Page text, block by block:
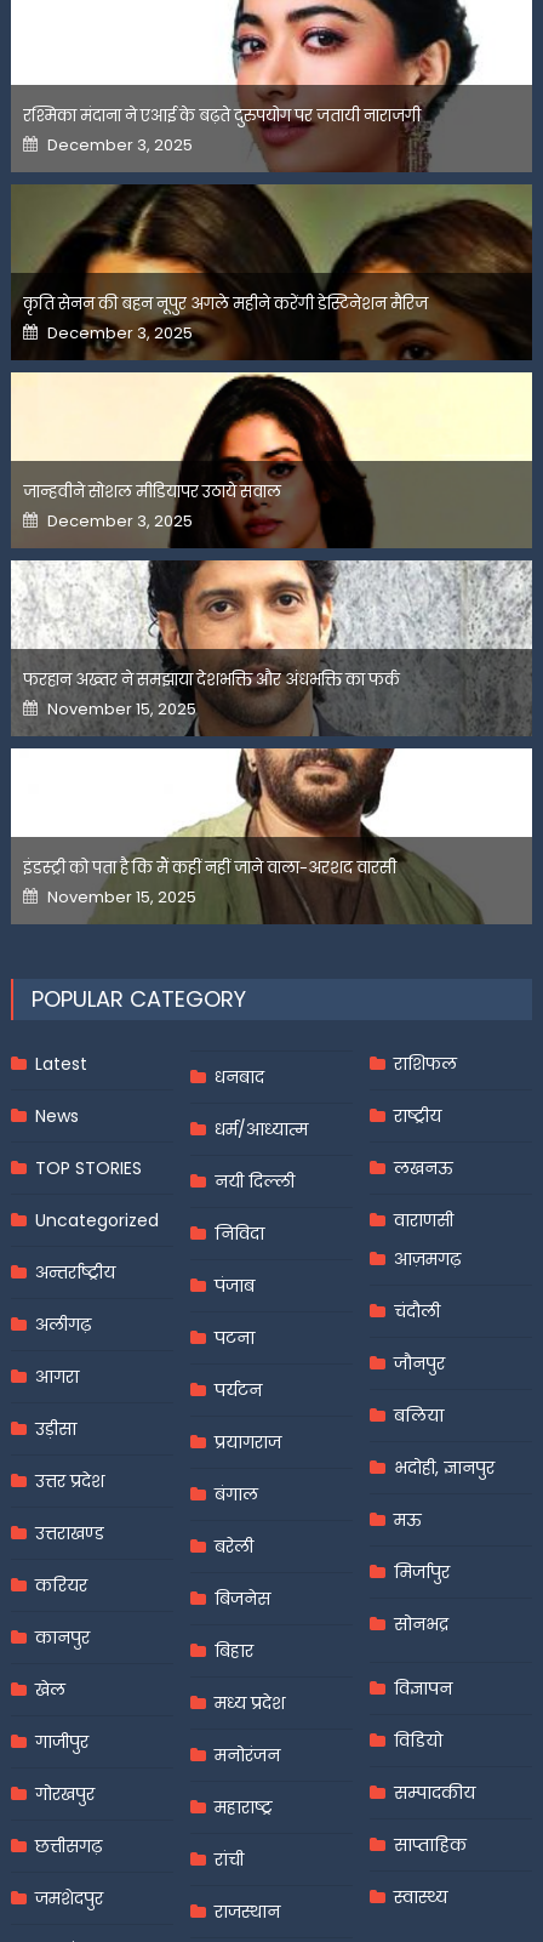
रश्मिका मंदाना ने एआई के बढ़ते दुरुपयोग पर जतायी नाराजगी
Posted
on
December 3, 2025
कृति सेनन की बहन नूपुर अगले महीने करेंगी डेस्टिनेशन मैरिज
Posted
on
December 3, 2025
जान्हवीने सोशल मीडियापर उठाये सवाल
Posted
on
December 3, 2025
फरहान अख्तर ने समझाया देशभक्ति और अंधभक्ति का फर्क
Posted
on
November 15, 2025
इंडस्ट्री को पता है कि मैं कहीं नहीं जाने वाला-अरशद वारसी
Posted
on
November 15, 2025
POPULAR CATEGORY
Latest
News
TOP STORIES
Uncategorized
अन्तर्राष्ट्रीय
अलीगढ़
आगरा
उड़ीसा
उत्तर प्रदेश
उत्तराखण्ड
करियर
कानपुर
खेल
गाजीपुर
गोरखपुर
छत्तीसगढ़
जमशेदपुर
धनबाद
धर्म/आध्यात्म
नयी दिल्ली
निविदा
पंजाब
पटना
पर्यटन
प्रयागराज
बंगाल
बरेली
बिजनेस
बिहार
मध्य प्रदेश
मनोरंजन
महाराष्ट्र
रांची
राजस्थान
राशिफल
राष्ट्रीय
लखनऊ
वाराणसी
आज़मगढ़
चंदौली
जौनपुर
बलिया
भदोही, ज्ञानपुर
मऊ
मिर्जापुर
सोनभद्र
विज्ञापन
विडियो
सम्पादकीय
साप्ताहिक
स्वास्थ्य